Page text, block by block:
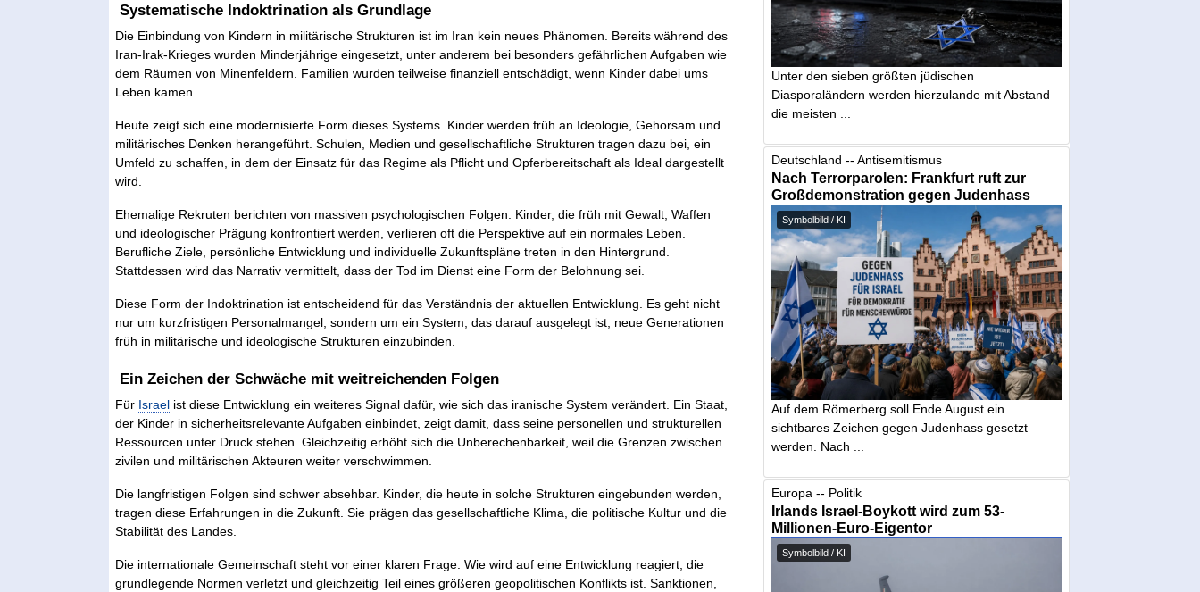
Systematische Indoktrination als Grundlage
Die Einbindung von Kindern in militärische Strukturen ist im Iran kein neues Phänomen. Bereits während des
Iran-Irak-Krieges wurden Minderjährige eingesetzt, unter anderem bei besonders gefährlichen Aufgaben wie
dem Räumen von Minenfeldern. Familien wurden teilweise finanziell entschädigt, wenn Kinder dabei ums
Leben kamen.
Heute zeigt sich eine modernisierte Form dieses Systems. Kinder werden früh an Ideologie, Gehorsam und
militärisches Denken herangeführt. Schulen, Medien und gesellschaftliche Strukturen tragen dazu bei, ein
Umfeld zu schaffen, in dem der Einsatz für das Regime als Pflicht und Opferbereitschaft als Ideal dargestellt
wird.
Ehemalige Rekruten berichten von massiven psychologischen Folgen. Kinder, die früh mit Gewalt, Waffen
und ideologischer Prägung konfrontiert werden, verlieren oft die Perspektive auf ein normales Leben.
Berufliche Ziele, persönliche Entwicklung und individuelle Zukunftspläne treten in den Hintergrund.
Stattdessen wird das Narrativ vermittelt, dass der Tod im Dienst eine Form der Belohnung sei.
Diese Form der Indoktrination ist entscheidend für das Verständnis der aktuellen Entwicklung. Es geht nicht
nur um kurzfristigen Personalmangel, sondern um ein System, das darauf ausgelegt ist, neue Generationen
früh in militärische und ideologische Strukturen einzubinden.
Ein Zeichen der Schwäche mit weitreichenden Folgen
Für Israel ist diese Entwicklung ein weiteres Signal dafür, wie sich das iranische System verändert. Ein Staat,
der Kinder in sicherheitsrelevante Aufgaben einbindet, zeigt damit, dass seine personellen und strukturellen
Ressourcen unter Druck stehen. Gleichzeitig erhöht sich die Unberechenbarkeit, weil die Grenzen zwischen
zivilen und militärischen Akteuren weiter verschwimmen.
Die langfristigen Folgen sind schwer absehbar. Kinder, die heute in solche Strukturen eingebunden werden,
tragen diese Erfahrungen in die Zukunft. Sie prägen das gesellschaftliche Klima, die politische Kultur und die
Stabilität des Landes.
Die internationale Gemeinschaft steht vor einer klaren Frage. Wie wird auf eine Entwicklung reagiert, die
grundlegende Normen verletzt und gleichzeitig Teil eines größeren geopolitischen Konflikts ist. Sanktionen,
Unter den sieben größten jüdischen
Diasporaländern werden hierzulande mit Abstand
die meisten ...
Deutschland -- Antisemitismus
Nach Terrorparolen: Frankfurt ruft zur
Großdemonstration gegen Judenhass
Symbolbild / KI
Auf dem Römerberg soll Ende August ein
sichtbares Zeichen gegen Judenhass gesetzt
werden. Nach ...
Europa -- Politik
Irlands Israel-Boykott wird zum 53-
Millionen-Euro-Eigentor
Symbolbild / KI